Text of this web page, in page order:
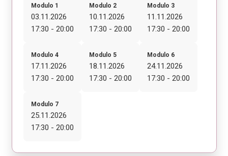
Modulo 1
03.11.2026
17:30 - 20:00
Modulo 2
10.11.2026
17:30 - 20:00
Modulo 3
11.11.2026
17:30 - 20:00
Modulo 4
17.11.2026
17:30 - 20:00
Modulo 5
18.11.2026
17:30 - 20:00
Modulo 6
24.11.2026
17:30 - 20:00
Modulo 7
25.11.2026
17:30 - 20:00